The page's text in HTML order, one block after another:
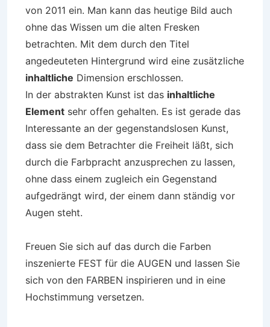
von 2011 ein. Man kann das heutige Bild auch
ohne das Wissen um die alten Fresken
betrachten. Mit dem durch den Titel
angedeuteten Hintergrund wird eine zusätzliche
inhaltliche Dimension erschlossen.
In der abstrakten Kunst ist das inhaltliche
Element sehr offen gehalten. Es ist gerade das
Interessante an der gegenstandslosen Kunst,
dass sie dem Betrachter die Freiheit läßt, sich
durch die Farbpracht anzusprechen zu lassen,
ohne dass einem zugleich ein Gegenstand
aufgedrängt wird, der einem dann ständig vor
Augen steht.
Freuen Sie sich auf das durch die Farben
inszenierte FEST für die AUGEN und lassen Sie
sich von den FARBEN inspirieren und in eine
Hochstimmung versetzen.